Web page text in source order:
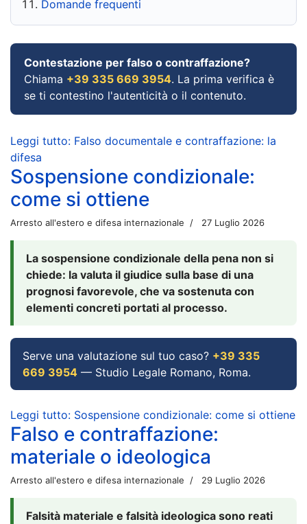
Domande frequenti
Contestazione per falso o contraffazione?
Chiama +39 335 669 3954. La prima verifica è
se ti contestino l'autenticità o il contenuto.
Leggi tutto: Falso documentale e contraffazione: la
difesa
Sospensione condizionale:
come si ottiene
Arresto all'estero e difesa internazionale 27 Luglio 2026
La sospensione condizionale della pena non si
chiede: la valuta il giudice sulla base di una
prognosi favorevole, che va sostenuta con
elementi concreti portati al processo.
Serve una valutazione sul tuo caso? +39 335
669 3954 — Studio Legale Romano, Roma.
Leggi tutto: Sospensione condizionale: come si ottiene
Falso e contraffazione:
materiale o ideologica
Arresto all'estero e difesa internazionale 29 Luglio 2026
Falsità materiale e falsità ideologica sono reati